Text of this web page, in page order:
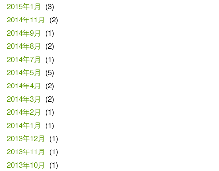
2015年1月
(3)
2014年11月
(2)
2014年9月
(1)
2014年8月
(2)
2014年7月
(1)
2014年5月
(5)
2014年4月
(2)
2014年3月
(2)
2014年2月
(1)
2014年1月
(1)
2013年12月
(1)
2013年11月
(1)
2013年10月
(1)